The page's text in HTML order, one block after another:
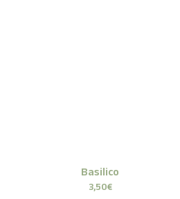
Basilico
3,50€